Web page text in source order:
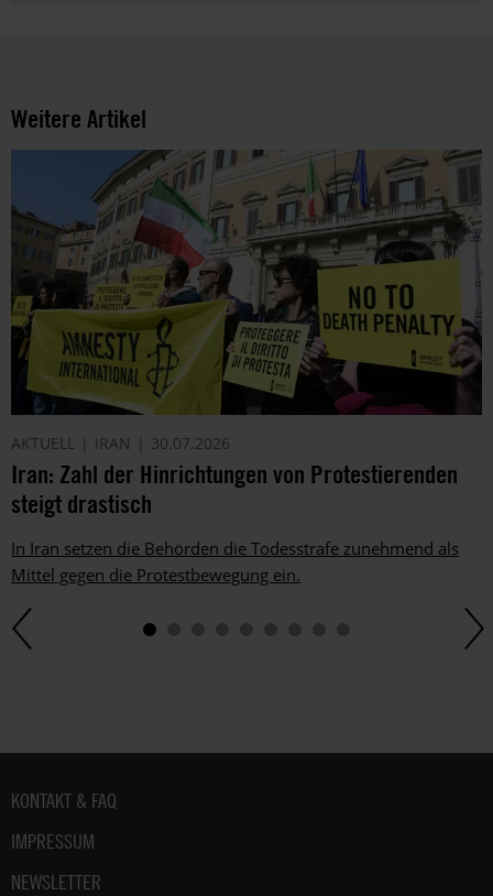
Weitere Artikel
AKTUELL IRAN 30.07.2026
Iran: Zahl der Hinrichtungen von Protestierenden
steigt drastisch
In Iran setzen die Behörden die Todesstrafe zunehmend als
Mittel gegen die Protestbewegung ein.
Fußbereich
KONTAKT & FAQ
IMPRESSUM
NEWSLETTER